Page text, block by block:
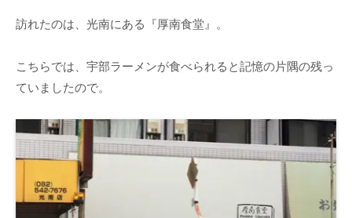
訪れたのは、光南にある『厚南食堂』。
こちらでは、宇部ラーメンが食べられると記憶の片隅の残っ
ていましたので。